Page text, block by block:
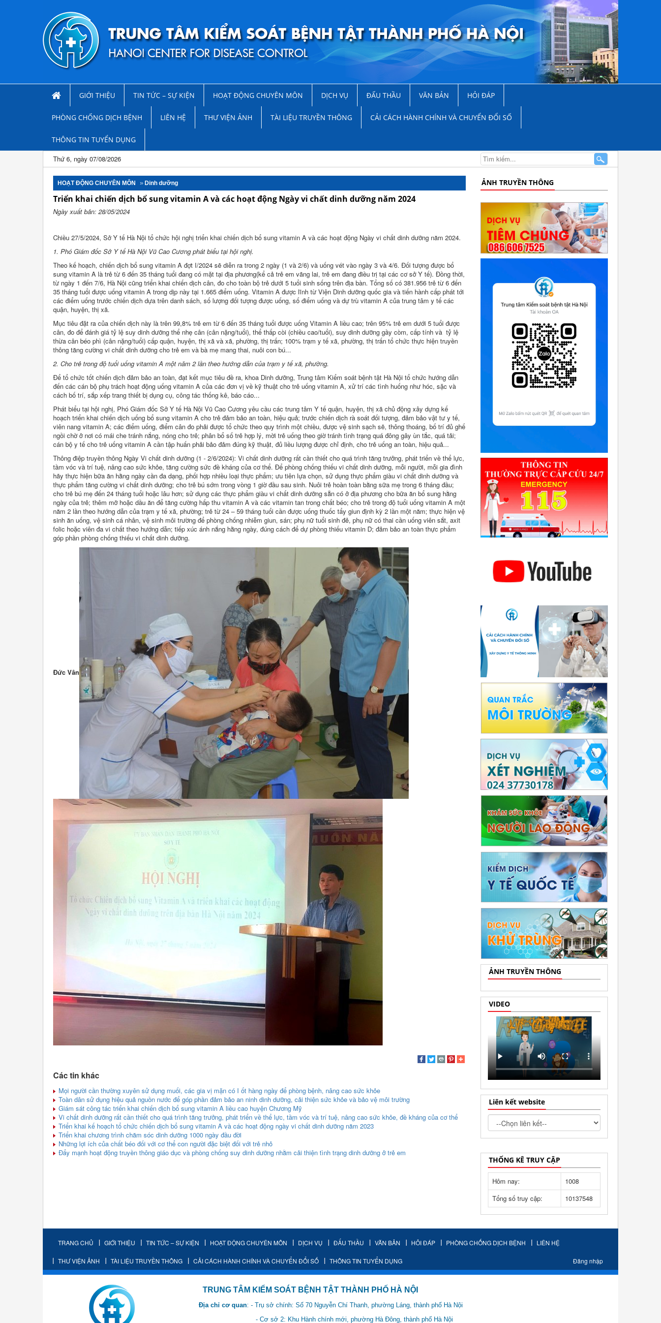
GIỚI THIỆU TIN TỨC – SỰ KIỆN HOẠT ĐỘNG CHUYÊN MÔN DỊCH VỤ ĐẤU THẦU VĂN BẢN HỎI ĐÁP
PHÒNG CHỐNG DỊCH BỆNH LIÊN HỆ THƯ VIỆN ẢNH TÀI LIỆU TRUYỀN THÔNG CẢI CÁCH HÀNH CHÍNH VÀ CHUYỂN ĐỔI SỐ
THÔNG TIN TUYỂN DỤNG
Thứ 6, ngày 07/08/2026
HOẠT ĐỘNG CHUYÊN MÔN Dinh dưỡng
Triển khai chiến dịch bổ sung vitamin A và các hoạt động Ngày vi chất dinh dưỡng năm 2024
Ngày xuất bản: 28/05/2024
Chiều 27/5/2024, Sở Y tế Hà Nội tổ chức hội nghị triển khai chiến dịch bổ sung vitamin A và các hoạt động Ngày vi chất dinh dưỡng năm 2024.
1. Phó Giám đốc Sở Y tế Hà Nội Vũ Cao Cương phát biểu tại hội nghị.
Theo kế hoạch, chiến dịch bổ sung vitamin A đợt I/2024 sẽ diễn ra trong 2 ngày (1 và 2/6) và uống vét vào ngày 3 và 4/6. Đối tượng được bổ
sung vitamin A là trẻ từ 6 đến 35 tháng tuổi đang có mặt tại địa phương(kể cả trẻ em vãng lai, trẻ em đang điều trị tại các cơ sở Y tế). Đồng thời,
từ ngày 1 đến 7/6, Hà Nội cũng triển khai chiến dịch cân, đo cho toàn bộ trẻ dưới 5 tuổi sinh sống trên địa bàn. Tổng số có 381.956 trẻ từ 6 đến
35 tháng tuổi được uống vitamin A trong dịp này tại 1.665 điểm uống. Vitamin A được lĩnh từ Viện Dinh dưỡng quốc gia và tiến hành cấp phát tới
các điểm uống trước chiến dịch dựa trên danh sách, số lượng đối tượng được uống, số điểm uống và dự trù vitamin A của trung tâm y tế các
quận, huyện, thị xã.
Mục tiêu đặt ra của chiến dịch này là trên 99,8% trẻ em từ 6 đến 35 tháng tuổi được uống Vitamin A liều cao; trên 95% trẻ em dưới 5 tuổi được
cân, đo để đánh giá tỷ lệ suy dinh dưỡng thể nhẹ cân (cân nặng/tuổi), thể thấp còi (chiều cao/tuổi), suy dinh dưỡng gầy còm, cấp tính và tỷ lệ
thừa cân béo phì (cân nặng/tuổi) cấp quận, huyện, thị xã và xã, phường, thị trấn; 100% trạm y tế xã, phường, thị trấn tổ chức thực hiện truyền
thông tăng cường vi chất dinh dưỡng cho trẻ em và bà mẹ mang thai, nuôi con bú...
2. Cho trẻ trong độ tuổi uống vitamin A một năm 2 lần theo hướng dẫn của trạm y tế xã, phường.
Để tổ chức tốt chiến dịch đảm bảo an toàn, đạt kết mục tiêu đề ra, khoa Dinh dưỡng, Trung tâm Kiểm soát bệnh tật Hà Nội tổ chức hướng dẫn
đến các cán bộ phụ trách hoạt động uống vitamin A của các đơn vị về kỹ thuật cho trẻ uống vitamin A, xử trí các tình huống như hóc, sặc và
cách bố trí, sắp xếp trang thiết bị dụng cụ, công tác thống kê, báo cáo...
Phát biểu tại hội nghị, Phó Giám đốc Sở Y tế Hà Nội Vũ Cao Cương yêu cầu các trung tâm Y tế quận, huyện, thị xã chủ động xây dựng kế
hoạch triển khai chiến dịch uống bổ sung vitamin A cho trẻ đảm bảo an toàn, hiệu quả; trước chiến dịch rà soát đối tượng, đảm bảo vật tư y tế,
viên nang vitamin A; các điểm uống, điểm cân đo phải được tổ chức theo quy trình một chiều, được vệ sinh sạch sẽ, thông thoáng, bố trí đủ ghế
ngồi chờ ở nơi có mái che tránh nắng, nóng cho trẻ; phân bổ số trẻ hợp lý, mời trẻ uống theo giờ tránh tình trạng quá đông gây ùn tắc, quá tải;
cán bộ y tế cho trẻ uống vitamin A cần tập huấn phải bảo đảm đúng kỹ thuật, đủ liều lượng được chỉ định, cho trẻ uống an toàn, hiệu quả...
Thông điệp truyền thông Ngày Vi chất dinh dưỡng (1 - 2/6/2024): Vi chất dinh dưỡng rất cần thiết cho quá trình tăng trưởng, phát triển về thể lực,
tầm vóc và trí tuệ, nâng cao sức khỏe, tăng cường sức đề kháng của cơ thể. Để phòng chống thiếu vi chất dinh dưỡng, mỗi người, mỗi gia đình
hãy thực hiện bữa ăn hằng ngày cần đa dạng, phối hợp nhiều loại thực phẩm; ưu tiên lựa chọn, sử dụng thực phẩm giàu vi chất dinh dưỡng và
thực phẩm tăng cường vi chất dinh dưỡng; cho trẻ bú sớm trong vòng 1 giờ đầu sau sinh. Nuôi trẻ hoàn toàn bằng sữa mẹ trong 6 tháng đầu;
cho trẻ bú mẹ đến 24 tháng tuổi hoặc lâu hơn; sử dụng các thực phẩm giàu vi chất dinh dưỡng sẵn có ở địa phương cho bữa ăn bổ sung hằng
ngày của trẻ; thêm mỡ hoặc dầu ăn để tăng cường hấp thu vitamin A và các vitamin tan trong chất béo; cho trẻ trong độ tuổi uống vitamin A một
năm 2 lần theo hướng dẫn của trạm y tế xã, phường; trẻ từ 24 – 59 tháng tuổi cần được uống thuốc tẩy giun định kỳ 2 lần một năm; thực hiện vệ
sinh ăn uống, vệ sinh cá nhân, vệ sinh môi trường để phòng chống nhiễm giun, sán; phụ nữ tuổi sinh đẻ, phụ nữ có thai cần uống viên sắt, axit
folic hoặc viên đa vi chất theo hướng dẫn; tiếp xúc ánh nắng hằng ngày, đúng cách để dự phòng thiếu vitamin D; đảm bảo an toàn thực phẩm
góp phần phòng chống thiếu vi chất dinh dưỡng.
Đức Vân
Các tin khác
Mọi người cần thường xuyên sử dụng muối, các gia vị mặn có I ốt hàng ngày để phòng bệnh, nâng cao sức khỏe
Toàn dân sử dụng hiệu quả nguồn nước để góp phần đảm bảo an ninh dinh dưỡng, cải thiện sức khỏe và bảo vệ môi trường
Giám sát công tác triển khai chiến dịch bổ sung vitamin A liều cao huyện Chương Mỹ
Vi chất dinh dưỡng rất cần thiết cho quá trình tăng trưởng, phát triển về thể lực, tầm vóc và trí tuệ, nâng cao sức khỏe, đề kháng của cơ thể
Triển khai kế hoạch tổ chức chiến dịch bổ sung vitamin A và các hoạt động ngày vi chất dinh dưỡng năm 2023
Triển khai chương trình chăm sóc dinh dưỡng 1000 ngày đầu đời
Những lợi ích của chất béo đối với cơ thể con người đặc biệt đối với trẻ nhỏ
Đẩy mạnh hoạt động truyền thông giáo dục và phòng chống suy dinh dưỡng nhằm cải thiện tình trạng dinh dưỡng ở trẻ em
ẢNH TRUYỀN THÔNG
ẢNH TRUYỀN THÔNG
VIDEO
Liên kết website
THỐNG KÊ TRUY CẬP
Hôm nay:
1008
Tổng số truy cập:
10137548
TRANG CHỦ GIỚI THIỆU TIN TỨC – SỰ KIỆN HOẠT ĐỘNG CHUYÊN MÔN DỊCH VỤ ĐẤU THẦU VĂN BẢN HỎI ĐÁP PHÒNG CHỐNG DỊCH BỆNH LIÊN HỆ
THƯ VIỆN ẢNH TÀI LIỆU TRUYỀN THÔNG CẢI CÁCH HÀNH CHÍNH VÀ CHUYỂN ĐỔI SỐ THÔNG TIN TUYỂN DỤNG Đăng nhập
TRUNG TÂM KIỂM SOÁT BỆNH TẬT THÀNH PHỐ HÀ NỘI
Địa chỉ cơ quan: - Trụ sở chính: Số 70 Nguyễn Chí Thanh, phường Láng, thành phố Hà Nội
- Cơ sở 2: Khu Hành chính mới, phường Hà Đông, thành phố Hà Nội